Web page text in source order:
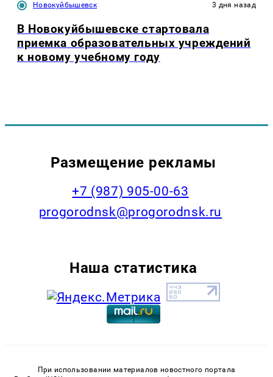
Новокуйбышевск 3 дня назад
В Новокуйбышевске стартовала
приемка образовательных учреждений
к новому учебному году
Размещение рекламы
+7 (987) 905-00-63
progorodnsk@progorodnsk.ru
Наша статистика
При использовании материалов новостного портала